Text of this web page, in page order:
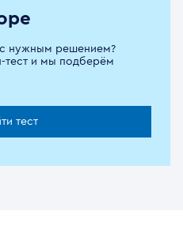
нужным решением?
тест и мы подберём
тест